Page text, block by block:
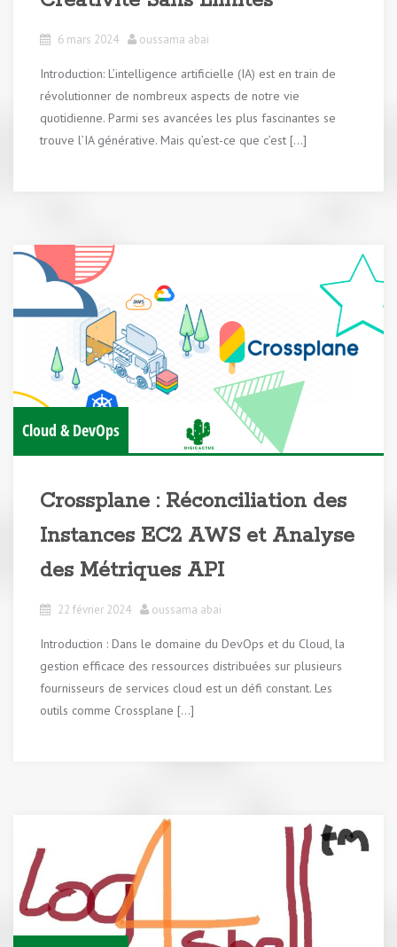
6 mars 2024 oussama abai
Introduction: L’intelligence artificielle (IA) est en train de
révolutionner de nombreux aspects de notre vie
quotidienne. Parmi ses avancées les plus fascinantes se
trouve l’IA générative. Mais qu’est-ce que c’est […]
Cloud & DevOps
Crossplane : Réconciliation des
Instances EC2 AWS et Analyse
des Métriques API
22 février 2024 oussama abai
Introduction : Dans le domaine du DevOps et du Cloud, la
gestion efficace des ressources distribuées sur plusieurs
fournisseurs de services cloud est un défi constant. Les
outils comme Crossplane […]